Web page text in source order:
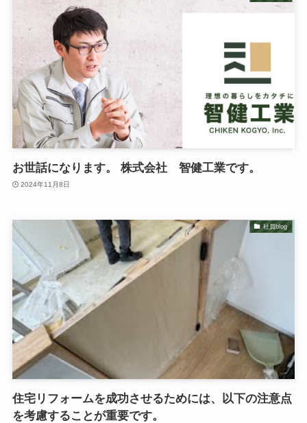
お世話になります。 株式会社 智健工業です。
2024年11月8日
社員blog
住宅リフォームを成功させるためには、以下の注意点
を考慮することが重要です。